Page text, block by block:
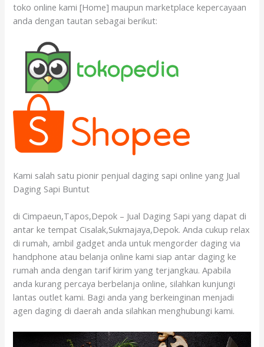
toko online kami [Home] maupun marketplace kepercayaan
anda dengan tautan sebagai berikut:
Kami salah satu pionir penjual daging sapi online yang Jual
Daging Sapi Buntut
di Cimpaeun,Tapos,Depok – Jual Daging Sapi yang dapat di
antar ke tempat Cisalak,Sukmajaya,Depok. Anda cukup relax
di rumah, ambil gadget anda untuk mengorder daging via
handphone atau belanja online kami siap antar daging ke
rumah anda dengan tarif kirim yang terjangkau. Apabila
anda kurang percaya berbelanja online, silahkan kunjungi
lantas outlet kami. Bagi anda yang berkeinginan menjadi
agen daging di daerah anda silahkan menghubungi kami.